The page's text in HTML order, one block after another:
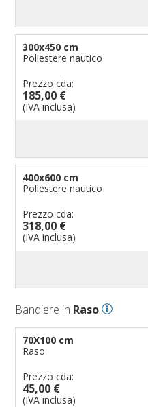
300x450 cm
Poliestere nautico
Prezzo cda:
185,00 €
(IVA inclusa)
400x600 cm
Poliestere nautico
Prezzo cda:
318,00 €
(IVA inclusa)
Bandiere in Raso
70X100 cm
Raso
Prezzo cda:
45,00 €
(IVA inclusa)